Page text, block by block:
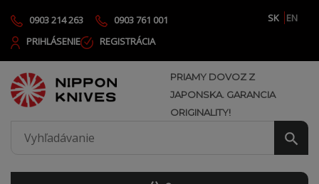
0903 214 263 0903 761 001 SK
EN
PRIHLÁSENIE
REGISTRÁCIA
PRIAMY DOVOZ Z
JAPONSKA. GARANCIA
ORIGINALITY!